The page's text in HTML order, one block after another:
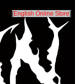
[English Online Store]